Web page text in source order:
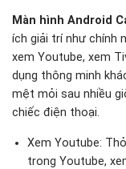
Màn hình Android
ích giải trí như chính
xem Youtube, xem
dụng thông minh
mệt mỏi sau nhiều
chiếc điện thoại.
Xem Youtube:
trong Youtube,